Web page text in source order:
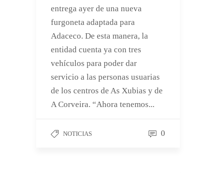
entrega ayer de una nueva
furgoneta adaptada para
Adaceco. De esta manera, la
entidad cuenta ya con tres
vehículos para poder dar
servicio a las personas usuarias
de los centros de As Xubias y de
A Corveira. “Ahora tenemos...
NOTICIAS 0